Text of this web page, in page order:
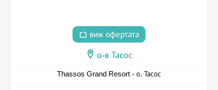
виж офертата
о-в Тасос
Thassos Grand Resort - о. Тасос